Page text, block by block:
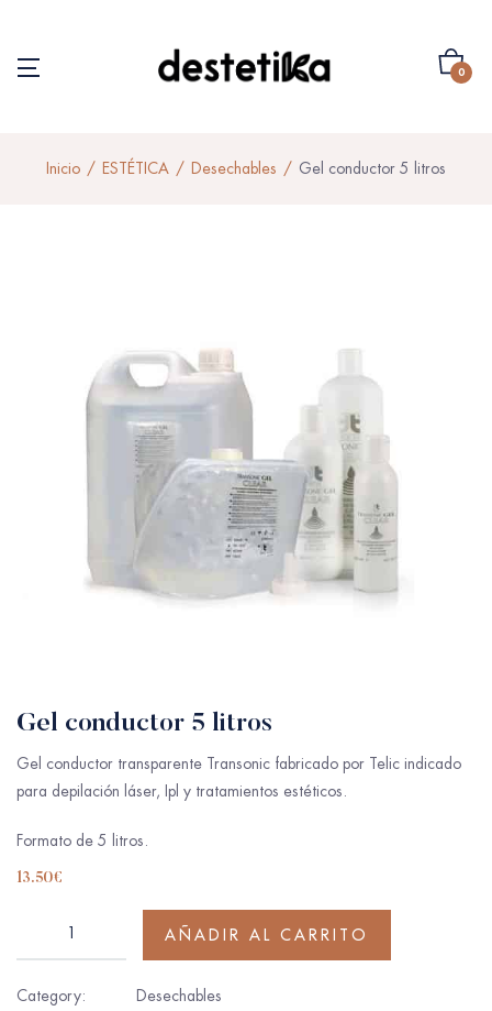
0
Inicio ESTÉTICA Desechables Gel conductor 5 litros
Gel conductor 5 litros
Gel conductor transparente Transonic fabricado por Telic indicado
para depilación láser, Ipl y tratamientos estéticos.
Formato de 5 litros.
13.50€
AÑADIR AL CARRITO
Category:
Desechables